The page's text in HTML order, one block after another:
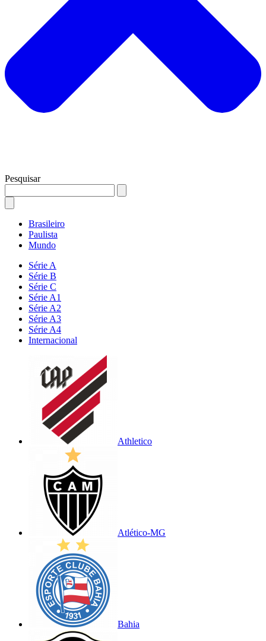
Pesquisar
Brasileiro
Paulista
Mundo
Série A
Série B
Série C
Série A1
Série A2
Série A3
Série A4
Internacional
Athletico
Atlético-MG
Bahia